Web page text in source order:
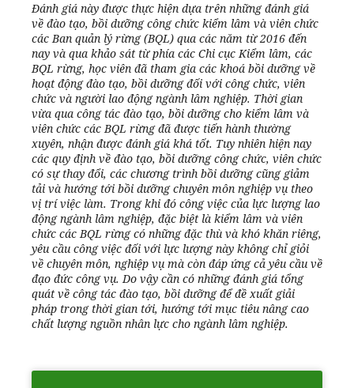
Đánh giá này được thực hiện dựa trên những đánh giá
về đào tạo, bồi dưỡng công chức kiểm lâm và viên chức
các Ban quản lý rừng (BQL) qua các năm từ 2016 đến
nay và qua khảo sát từ phía các Chi cục Kiểm lâm, các
BQL rừng, học viên đã tham gia các khoá bồi dưỡng về
hoạt động đào tạo, bồi dưỡng đối với công chức, viên
chức và người lao động ngành lâm nghiệp. Thời gian
vừa qua công tác đào tạo, bồi dưỡng cho kiểm lâm và
viên chức các BQL rừng đã được tiến hành thường
xuyên, nhận được đánh giá khá tốt. Tuy nhiên hiện nay
các quy định về đào tạo, bồi dưỡng công chức, viên chức
có sự thay đổi, các chương trình bồi dưỡng cũng giảm
tải và hướng tới bồi dưỡng chuyên môn nghiệp vụ theo
vị trí việc làm. Trong khi đó công việc của lực lượng lao
động ngành lâm nghiệp, đặc biệt là kiểm lâm và viên
chức các BQL rừng có những đặc thù và khó khăn riêng,
yêu cầu công việc đối với lực lượng này không chỉ giỏi
về chuyên môn, nghiệp vụ mà còn đáp ứng cả yêu cầu về
đạo đức công vụ. Do vậy cần có những đánh giá tổng
quát về công tác đào tạo, bồi dưỡng để đề xuất giải
pháp trong thời gian tới, hướng tới mục tiêu nâng cao
chất lượng nguồn nhân lực cho ngành lâm nghiệp.